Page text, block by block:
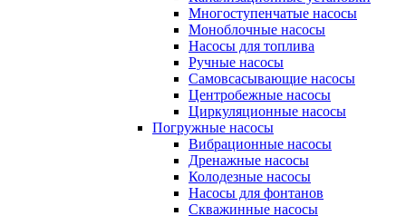
Многоступенчатые насосы
Моноблочные насосы
Насосы для топлива
Ручные насосы
Самовсасывающие насосы
Центробежные насосы
Циркуляционные насосы
Погружные насосы
Вибрационные насосы
Дренажные насосы
Колодезные насосы
Насосы для фонтанов
Скважинные насосы